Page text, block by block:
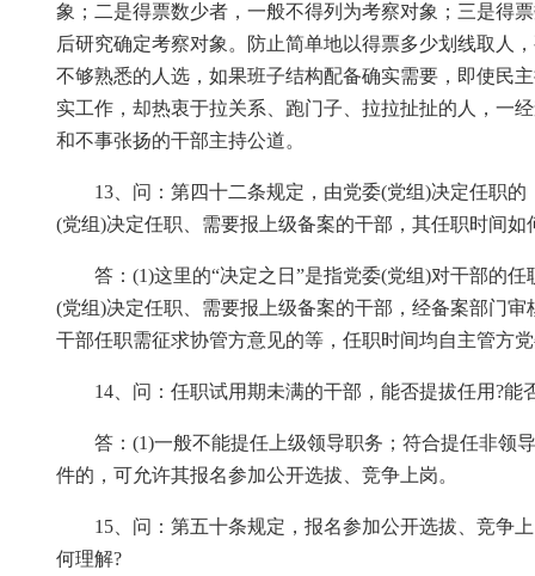
象；二是得票数少者，一般不得列为考察对象；三是得
后研究确定考察对象。防止简单地以得票多少划线取人
不够熟悉的人选，如果班子结构配备确实需要，即使民
实工作，却热衷于拉关系、跑门子、拉拉扯扯的人，一
和不事张扬的干部主持公道。
13、问：第四十二条规定，由党委(党组)决定任职
(党组)决定任职、需要报上级备案的干部，其任职时间如
答：(1)这里的“决定之日”是指党委(党组)对干部的
(党组)决定任职、需要报上级备案的干部，经备案部门
干部任职需征求协管方意见的等，任职时间均自主管方
14、问：任职试用期未满的干部，能否提拔任用?能
答：(1)一般不能提任上级领导职务；符合提任非领
件的，可允许其报名参加公开选拔、竞争上岗。
15、问：第五十条规定，报名参加公开选拔、竞争
何理解?